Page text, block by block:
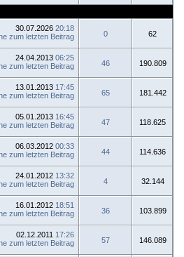
30.07.2026 20:18
0 62
24.04.2013 06:25
46 190.809
13.01.2013 17:45
65 181.442
05.01.2013 16:45
47 118.625
06.03.2012 00:33
44 114.636
24.01.2012 13:32
4 32.144
16.01.2012 18:51
36 103.899
02.12.2011 17:26
57 146.089